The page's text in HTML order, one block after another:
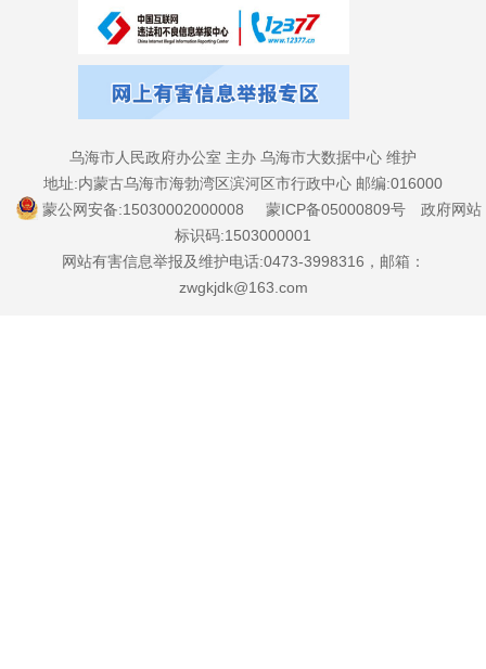
乌海市人民政府办公室 主办 乌海市大数据中心 维护
地址:内蒙古乌海市海勃湾区滨河区市行政中心 邮编:016000
蒙公网安备:15030002000008
蒙ICP备05000809号
政府网站
标识码:1503000001
网站有害信息举报及维护电话:0473-3998316，邮箱：
zwgkjdk@163.com